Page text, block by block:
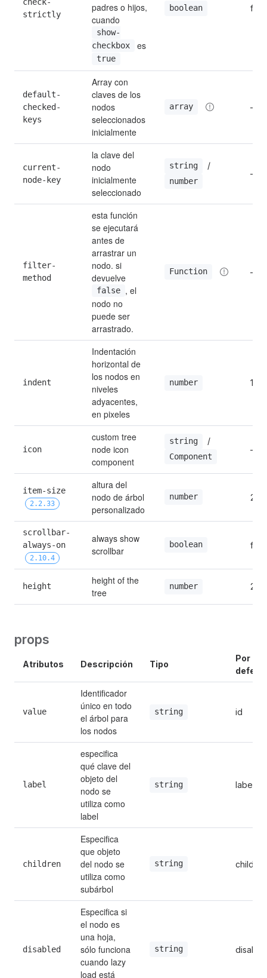
strictly
padres o hijos,
show-
checkbox
true
boolean
default-
checked-
keys
Array con
claves de los
nodos
seleccionados
inicialmente
array —
current-
node-key
la clave del
nodo
inicialmente
seleccionado
string /
number
—
filter-
method
esta función
se ejecutará
antes de
arrastrar un
nodo. si
false , el
nodo no
puede ser
arrastrado.
Function —
indent
Indentación
horizontal de
los nodos en
niveles
adyacentes,
en pixeles
number 16
icon
custom tree
node icon
component
string /
Component
—
item-size
2.2.33
altura del
nodo de árbol
personalizado
number 26
scrollbar-
always-on
2.10.4
always show
scrollbar
boolean
height
height of the
tree
number 200
props
Atributos Descripción Tipo
Por
value
Identificador
único en todo
el árbol para
los nodos
string id
label
especifica
qué clave del
objeto del
nodo se
utiliza como
label
string label
children
Especifica
que objeto
del nodo se
utiliza como
subárbol
string children
disabled
Especifica si
el nodo es
una hoja,
sólo funciona
cuando lazy
load está
string